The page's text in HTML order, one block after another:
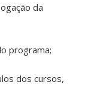
da
programa;
dos cursos,